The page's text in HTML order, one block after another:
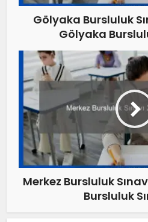
Gölyaka Bursluluk
Gölyaka
Merkez Bursluluk
Bursluluk